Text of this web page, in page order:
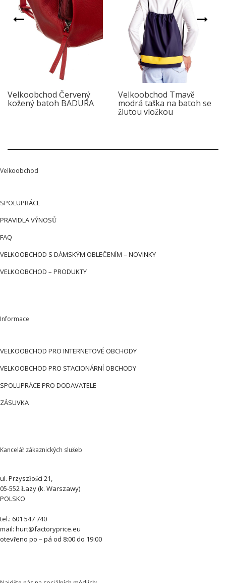
Velkoobchod Červený
kožený batoh BADURA
Velkoobchod Tmavě
modrá taška na batoh se
žlutou vložkou
Velkoobchod
SPOLUPRÁCE
PRAVIDLA VÝNOSŮ
FAQ
VELKOOBCHOD S DÁMSKÝM OBLEČENÍM – NOVINKY
VELKOOBCHOD – PRODUKTY
Informace
VELKOOBCHOD PRO INTERNETOVÉ OBCHODY
VELKOOBCHOD PRO STACIONÁRNÍ OBCHODY
SPOLUPRÁCE PRO DODAVATELE
ZÁSUVKA
Kancelář zákaznických služeb
ul. Przyszłości 21,
05-552 Łazy (k. Warszawy)
POLSKO
tel.: 601 547 740
mail: hurt@factoryprice.eu
otevřeno po – pá od 8:00 do 19:00